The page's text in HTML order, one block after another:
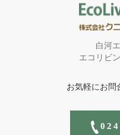
白河
エコリビ
お気軽にお問